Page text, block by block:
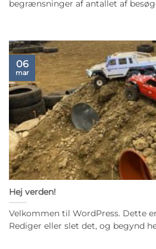
begrænsninger af antallet af
Hej verden!
Velkommen til WordPress. Dette
Rediger eller slet det, og begynd
06
mar